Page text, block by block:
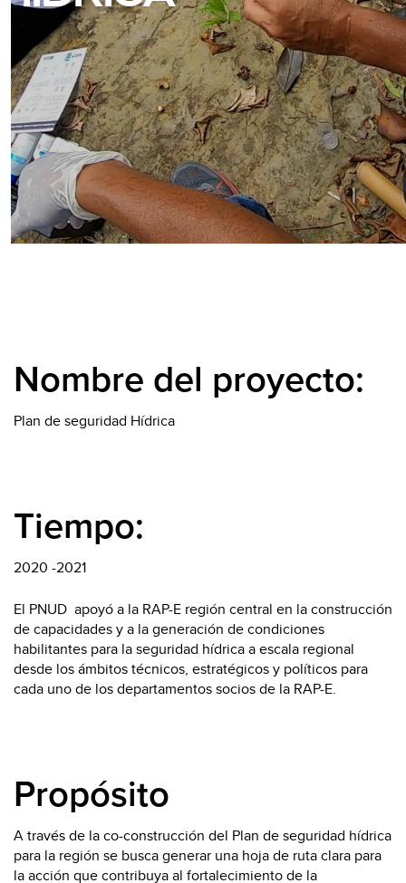
Nombre del proyecto:
Plan de seguridad Hídrica
Tiempo:
2020 -2021
El PNUD apoyó a la RAP-E región central en la construcción
de capacidades y a la generación de condiciones
habilitantes para la seguridad hídrica a escala regional
desde los ámbitos técnicos, estratégicos y políticos para
cada uno de los departamentos socios de la RAP-E.
Propósito
A través de la co-construcción del Plan de seguridad hídrica
para la región se busca generar una hoja de ruta clara para
la acción que contribuya al fortalecimiento de la